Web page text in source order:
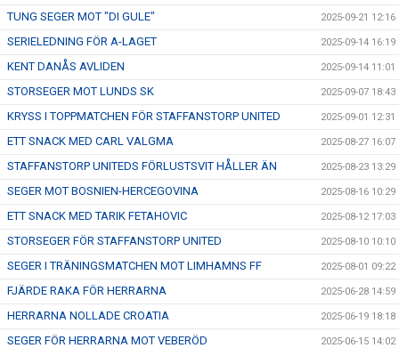
TUNG SEGER MOT "DI GULE" 2025-09-21 12:16
SERIELEDNING FÖR A-LAGET 2025-09-14 16:19
KENT DANÅS AVLIDEN 2025-09-14 11:01
STORSEGER MOT LUNDS SK 2025-09-07 18:43
KRYSS I TOPPMATCHEN FÖR STAFFANSTORP UNITED 2025-09-01 12:31
ETT SNACK MED CARL VALGMA 2025-08-27 16:07
STAFFANSTORP UNITEDS FÖRLUSTSVIT HÅLLER ÄN 2025-08-23 13:29
SEGER MOT BOSNIEN-HERCEGOVINA 2025-08-16 10:29
ETT SNACK MED TARIK FETAHOVIC 2025-08-12 17:03
STORSEGER FÖR STAFFANSTORP UNITED 2025-08-10 10:10
SEGER I TRÄNINGSMATCHEN MOT LIMHAMNS FF 2025-08-01 09:22
FJÄRDE RAKA FÖR HERRARNA 2025-06-28 14:59
HERRARNA NOLLADE CROATIA 2025-06-19 18:18
SEGER FÖR HERRARNA MOT VEBERÖD 2025-06-15 14:02